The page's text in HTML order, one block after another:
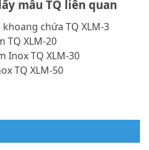
mẫu TQ liên quan
chứa TQ XLM-3
TQ XLM-20
Inox TQ XLM-30
TQ XLM-50